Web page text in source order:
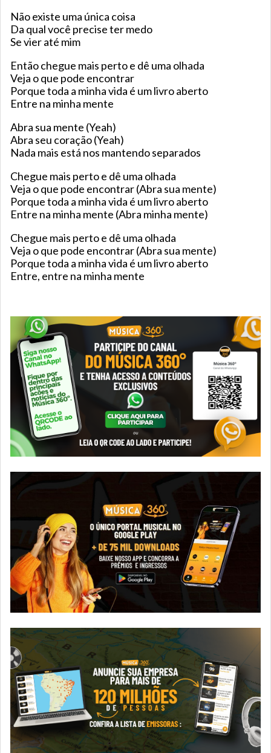
Não existe uma única coisa
Da qual você precise ter medo
Se vier até mim
Então chegue mais perto e dê uma olhada
Veja o que pode encontrar
Porque toda a minha vida é um livro aberto
Entre na minha mente
Abra sua mente (Yeah)
Abra seu coração (Yeah)
Nada mais está nos mantendo separados
Chegue mais perto e dê uma olhada
Veja o que pode encontrar (Abra sua mente)
Porque toda a minha vida é um livro aberto
Entre na minha mente (Abra minha mente)
Chegue mais perto e dê uma olhada
Veja o que pode encontrar (Abra sua mente)
Porque toda a minha vida é um livro aberto
Entre, entre na minha mente